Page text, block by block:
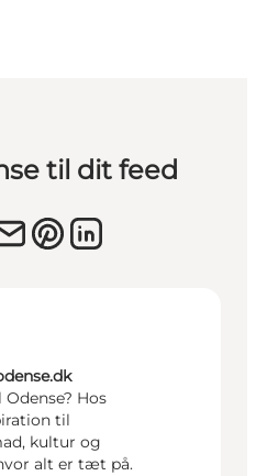
til dit feed
Hos
til
kultur og
alt er tæt på.